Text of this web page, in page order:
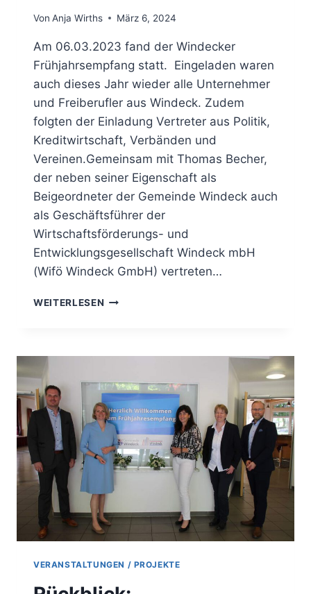
Von Anja Wirths März 6, 2024
Am 06.03.2023 fand der Windecker
Frühjahrsempfang statt. Eingeladen waren
auch dieses Jahr wieder alle Unternehmer
und Freiberufler aus Windeck. Zudem
folgten der Einladung Vertreter aus Politik,
Kreditwirtschaft, Verbänden und
Vereinen.Gemeinsam mit Thomas Becher,
der neben seiner Eigenschaft als
Beigeordneter der Gemeinde Windeck auch
als Geschäftsführer der
Wirtschaftsförderungs- und
Entwicklungsgesellschaft Windeck mbH
(Wifö Windeck GmbH) vertreten…
WEITERLESEN
VERANSTALTUNGEN / PROJEKTE